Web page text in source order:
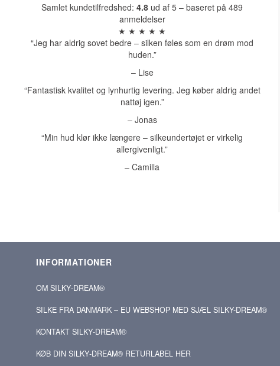
Samlet kundetilfredshed:4.8 ud af 5 – baseret på 489
anmeldelser
★ ★ ★ ★ ★
“Jeg har aldrig sovet bedre – silken føles som en drøm mod
huden.”
– Lise
“Fantastisk kvalitet og lynhurtig levering. Jeg køber aldrig andet
nattøj igen.”
– Jonas
“Min hud klør ikke længere – silkeundertøjet er virkelig
allergivenligt.”
– Camilla
INFORMATIONER
OM SILKY‑DREAM®
SILKE FRA DANMARK – EU WEBSHOP MED SJÆL SILKY-DREAM®
KONTAKT SILKY‑DREAM®
KØB DIN SILKY‑DREAM® RETURLABEL HER